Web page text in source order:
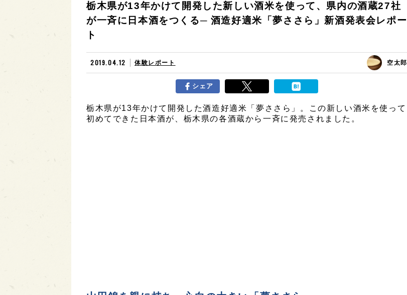
栃木県が13年かけて開発した新しい酒米を使って、県内の酒蔵27社
が一斉に日本酒をつくる─ 酒造好適米「夢ささら」新酒発表会レポー
ト
2019.04.12 体験レポート 空太郎
シェア
栃木県が13年かけて開発した酒造好適米「夢ささら」。この新しい酒米を使って
初めてできた日本酒が、栃木県の各酒蔵から一斉に発売されました。